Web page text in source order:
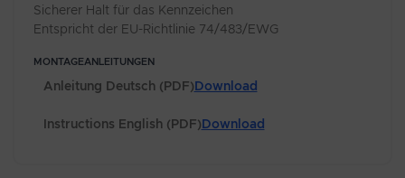
Sicherer Halt für das Kennzeichen
Entspricht der EU-Richtlinie 74/483/EWG
MONTAGEANLEITUNGEN
Anleitung Deutsch (PDF) Download
Instructions English (PDF) Download